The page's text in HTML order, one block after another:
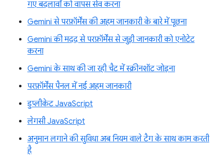
गए बदलावों को वापस सेव करना
Gemini से परफ़ॉर्मेंस की अहम जानकारी के बारे में पूछना
Gemini की मदद से परफ़ॉर्मेंस से जुड़ी जानकारी को एनोटेट
करना
Gemini के साथ की जा रही चैट में स्क्रीनशॉट जोड़ना
परफ़ॉर्मेंस पैनल में नई अहम जानकारी
डुप्लीकेट JavaScript
लेगसी JavaScript
अनुमान लगाने की सुविधा अब नियम वाले टैग के साथ काम करती
है